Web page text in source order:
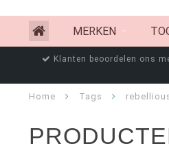
MERKEN
Klanten beoordelen ons
Home Tags